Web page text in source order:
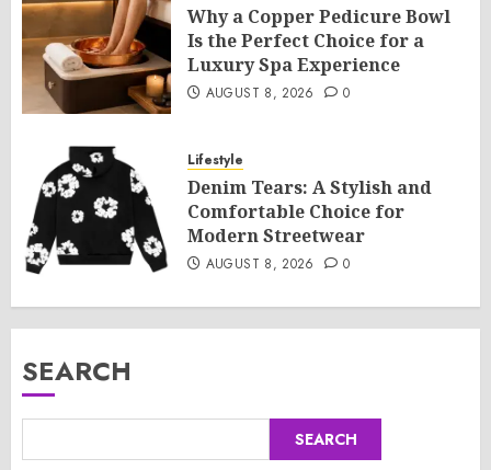
Why a Copper Pedicure Bowl
Is the Perfect Choice for a
Luxury Spa Experience
AUGUST 8, 2026 0
Lifestyle
Denim Tears: A Stylish and
Comfortable Choice for
Modern Streetwear
AUGUST 8, 2026 0
SEARCH
SEARCH